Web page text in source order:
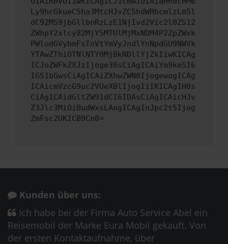
Ly9hcGkueC5ha3MtcHJvZC5hdWRhcmlzLm5l
dC92MS9jbGllbnRzLzE1NjIvd2Vic2l0ZS12
ZWhpY2xlcy82MjY5MTUlMjMxNDM4P2ZpZWxk
PWludGVybmFsTnVtYmVyJndlYnNpdGU9NWVk
YTAwZThiOTNlNTY0MjBkNDllYjZkIiwKICAg
ICJoZWFkZXJzIjoge30sCiAgICAiYm9keSI6
IG51bGwsCiAgICAiZXhwZWN0IjogewogICAg
ICAicmVzcG9uc2VUeXBlIjogIiIKICAgIH0s
CiAgICAidGltZW91dCI6IDAsCiAgICAicHJv
Z3Jlc3MiOiBudWxsLAogICAgInJpc2t5Ijog
ZmFsc2UKICB9Cn0=
Kunden über uns:
Ich habe bei der Firma Auto Service Abel ein
Reisemobil der Marke Eura Mobil gekauft. Von
der ersten Kontaktaufnahme, über